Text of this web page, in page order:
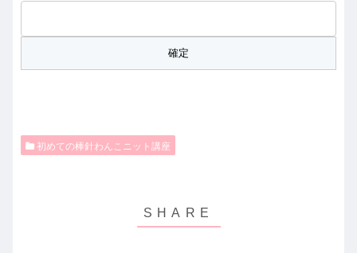
初めての棒針わんこニット講座